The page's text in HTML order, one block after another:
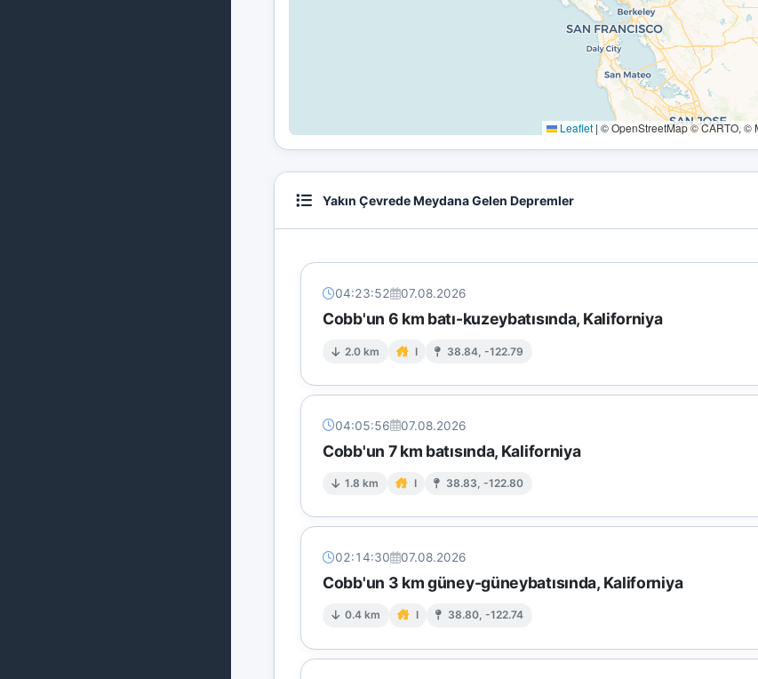
Leaflet | © OpenStreetMap © CARTO, ©
Yakın Çevrede Meydana Gelen Depremler
04:23:52 07.08.2026
Cobb'un 6 km batı-kuzeybatısında, Kaliforniya
2.0 km I 38.84, -122.79
04:05:56 07.08.2026
Cobb'un 7 km batısında, Kaliforniya
1.8 km I 38.83, -122.80
02:14:30 07.08.2026
Cobb'un 3 km güney-güneybatısında, Kaliforniya
0.4 km I 38.80, -122.74